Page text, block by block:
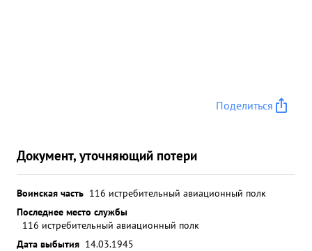
Поделиться
Документ, уточняющий потери
Воинская часть 116 истребительный авиационный полк
Последнее место службы
116 истребительный авиационный полк
Дата выбытия 14.03.1945